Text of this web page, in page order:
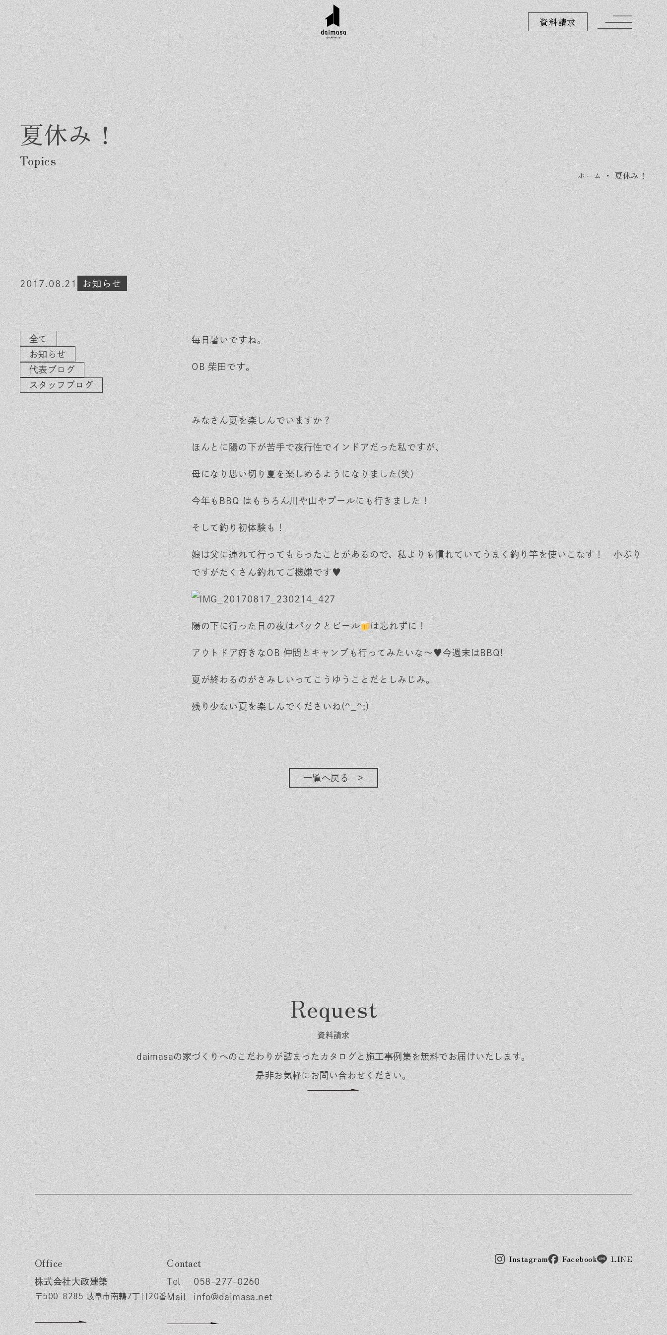
資料請求
夏休み！
ホーム・夏休み！
2017.08.21 お知らせ
全て
お知らせ
代表ブログ
スタッフブログ
毎日暑いですね。
OB 柴田です。
みなさん夏を楽しんでいますか？
ほんとに陽の下が苦手で夜行性でインドアだった私ですが、
母になり思い切り夏を楽しめるようになりました(笑)
今年もBBQ はもちろん川や山やプールにも行きました！
そして釣り初体験も！
娘は父に連れて行ってもらったことがあるので、私よりも慣れていてうまく釣り竿を使いこなす！ 小ぶり
ですがたくさん釣れてご機嫌です♥️
陽の下に行った日の夜はパックとビール は忘れずに！
アウトドア好きなOB 仲間とキャンプも行ってみたいな～♥️今週末はBBQ!
夏が終わるのがさみしいってこうゆうことだとしみじみ。
残り少ない夏を楽しんでくださいね(^_^;)
一覧へ戻る
資料請求
daimasaの家づくりへのこだわりが詰まったカタログと施工事例集を無料でお届けいたします。
是非お気軽にお問い合わせください。
Office
株式会社大政建築
〒500-8285 岐阜市南鶉7丁目20番
Contact
058-277-0260
info@daimasa.net
Instagram Facebook LINE
Greeting
はじめましての方へ
Made in DAIMASA
私たちの想い
オーダーメイドの住まい
素材のこだわり
住まいの特性
家づくりの流れ
保証とサポート
ヒノキプロジェクト
For customer
施工実績
スタイル集
イベントを探す
気軽に相談会
よくある質問
お客様の声
木材辞典
Topics
お知らせ
イベント
Company
会社概要
スタッフ紹介
採用情報
Contact
資料請求
お問い合わせ
In
st
ag
ra
m
Fa
ce
bo
ok
LI
N
E
Event Contact